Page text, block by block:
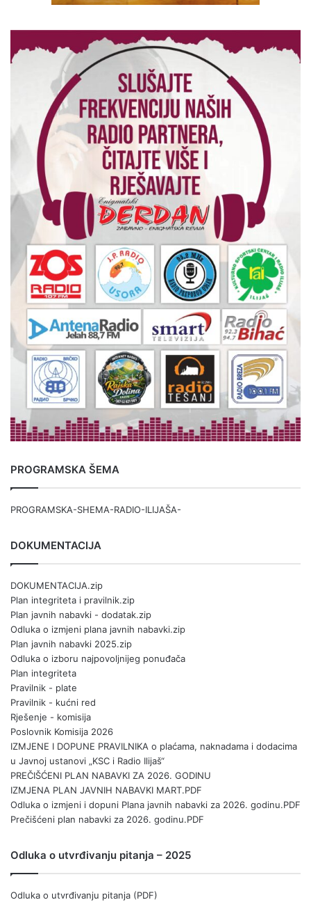
PROGRAMSKA ŠEMA
PROGRAMSKA-SHEMA-RADIO-ILIJAŠA-
DOKUMENTACIJA
DOKUMENTACIJA.zip
Plan integriteta i pravilnik.zip
Plan javnih nabavki - dodatak.zip
Odluka o izmjeni plana javnih nabavki.zip
Plan javnih nabavki 2025.zip
Odluka o izboru najpovoljnijeg ponuđača
Plan integriteta
Pravilnik - plate
Pravilnik - kućni red
Rješenje - komisija
Poslovnik Komisija 2026
IZMJENE I DOPUNE PRAVILNIKA o plaćama, naknadama i dodacima
u Javnoj ustanovi „KSC i Radio Ilijaš“
PREČIŠĆENI PLAN NABAVKI ZA 2026. GODINU
IZMJENA PLAN JAVNIH NABAVKI MART.PDF
Odluka o izmjeni i dopuni Plana javnih nabavki za 2026. godinu.PDF
Prečišćeni plan nabavki za 2026. godinu.PDF
Odluka o utvrđivanju pitanja – 2025
Odluka o utvrđivanju pitanja (PDF)